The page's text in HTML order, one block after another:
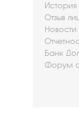
История
Отзыв
Банк
Форум